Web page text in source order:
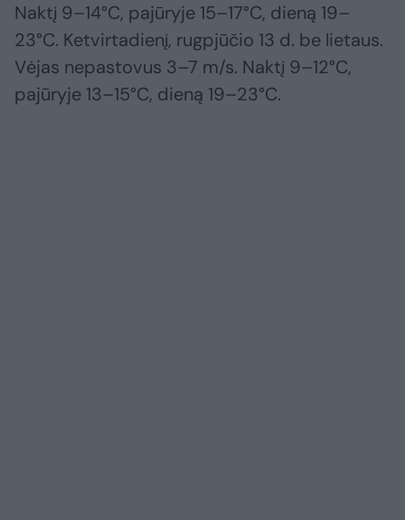
Naktį 9–14°C, pajūryje 15–17°C, dieną 19–
23°C. Ketvirtadienį, rugpjūčio 13 d. be lietaus.
Vėjas nepastovus 3–7 m/s. Naktį 9–12°C,
pajūryje 13–15°C, dieną 19–23°C.